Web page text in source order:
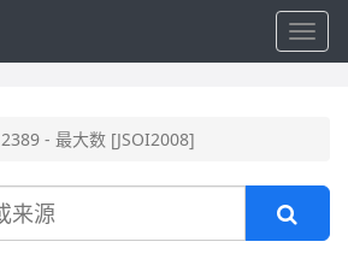
2389 - 最大数 [JSOI2008]